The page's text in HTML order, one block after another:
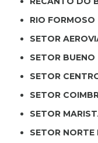
RIO FORMOSO
SETOR
SETOR BUENO
SETOR
SETOR
SETOR
SETOR